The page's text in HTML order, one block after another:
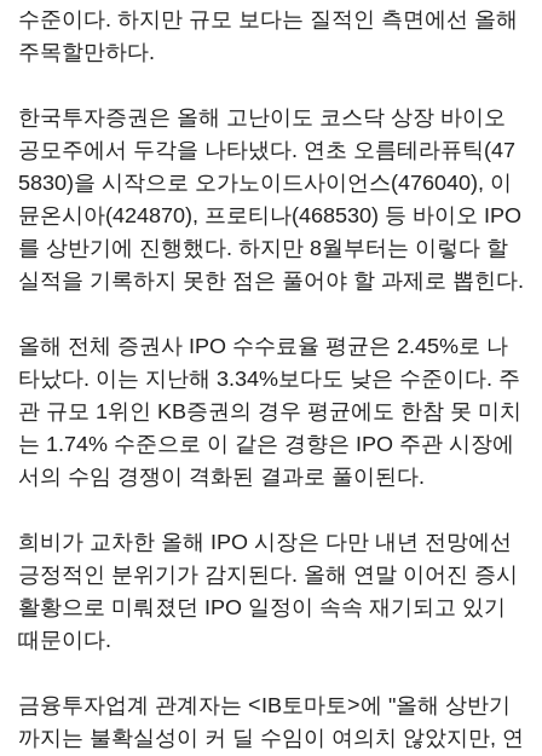
수준이다. 하지만 규모 보다는 질적인 측면에선 올해
주목할만하다.
한국투자증권은 올해 고난이도 코스닥 상장 바이오
공모주에서 두각을 나타냈다. 연초 오름테라퓨틱(47
5830)을 시작으로 오가노이드사이언스(476040), 이
뮨온시아(424870), 프로티나(468530) 등 바이오 IPO
를 상반기에 진행했다. 하지만 8월부터는 이렇다 할
실적을 기록하지 못한 점은 풀어야 할 과제로 뽑힌다.
올해 전체 증권사 IPO 수수료율 평균은 2.45%로 나
타났다. 이는 지난해 3.34%보다도 낮은 수준이다. 주
관 규모 1위인 KB증권의 경우 평균에도 한참 못 미치
는 1.74% 수준으로 이 같은 경향은 IPO 주관 시장에
서의 수임 경쟁이 격화된 결과로 풀이된다.
희비가 교차한 올해 IPO 시장은 다만 내년 전망에선
긍정적인 분위기가 감지된다. 올해 연말 이어진 증시
활황으로 미뤄졌던 IPO 일정이 속속 재기되고 있기
때문이다.
금융투자업계 관계자는 <IB토마토>에 "올해 상반기
까지는 불확실성이 커 딜 수임이 여의치 않았지만, 연